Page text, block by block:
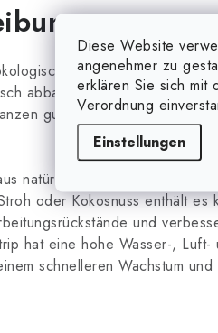
Diese Website
angenehmer zu
erklären Sie sich mit
Verordnung
Einstellungen
Wunder, denn es
abbaubar. Es ist auch in
gute Keimbedingungen und
natürlichen Holzfasern
oder Kokosnuss enthält es
und
hat eine hohe Wasser-, Luft-
schnelleren Wachstum und